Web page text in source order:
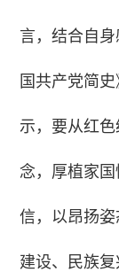
言，结合自
国共产党简
示，要从红
念，厚植家
信，以昂扬
建设、民族复